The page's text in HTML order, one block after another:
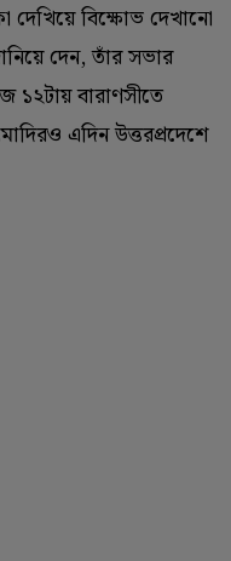
বিক্ষোভ দেখানো
দেন, তাঁর সভার
বারাণসীতে
এদিন উত্তরপ্রদেশে